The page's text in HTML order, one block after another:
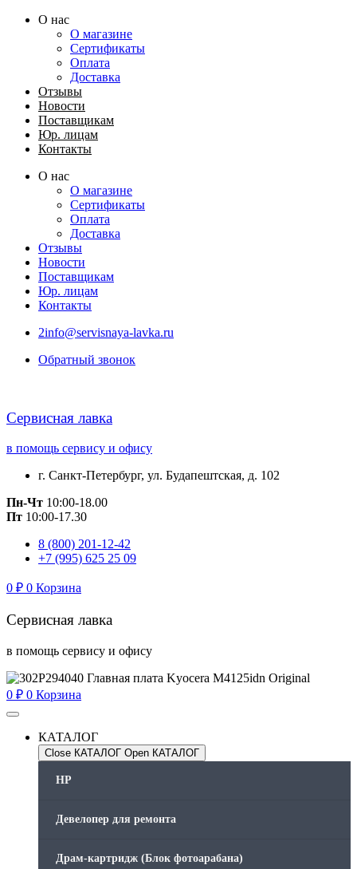
Перейти
содержимому
О нас
О магазине
Сертификаты
Оплата
Доставка
Отзывы
Новости
Поставщикам
Юр. лицам
Контакты
О нас
О магазине
Сертификаты
Оплата
Доставка
Отзывы
Новости
Поставщикам
Юр. лицам
Контакты
2info@servisnaya-lavka.ru
Обратный звонок
Сервисная лавка
в помощь сервису и офису
г. Санкт-Петербург, ул. Будапештская, д. 102
Пн-Чт 10:00-18.00
Пт 10:00-17.30
8 (800) 201-12-42
+7 (995) 625 25 09
0 ₽ 0 Корзина
Сервисная лавка
в помощь сервису и офису
0 ₽ 0 Корзина
КАТАЛОГ
Close КАТАЛОГ Open КАТАЛОГ
HP
Девелопер для ремонта
Драм-картридж (Блок фотоарабана)